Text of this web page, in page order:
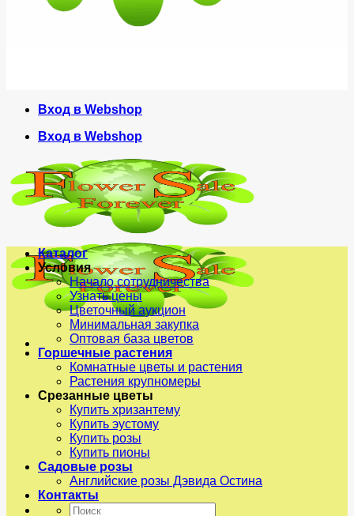
Вход в Webshop
Вход в Webshop
Каталог
Условия
Начало сотрудничества
Узнать цены
Цветочный аукцион
Минимальная закупка
Оптовая база цветов
Горшечные растения
Комнатные цветы и растения
Растения крупномеры
Срезанные цветы
Купить хризантему
Купить эустому
Купить розы
Купить пионы
Садовые розы
Английские розы Дэвида Остина
Контакты
Искать: